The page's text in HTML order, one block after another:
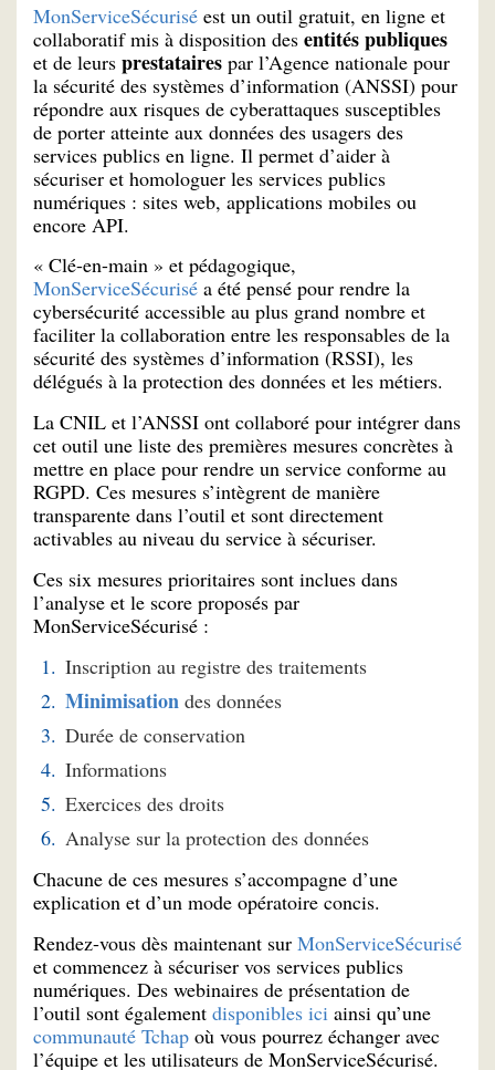
MonServiceSécurisé est un outil gratuit, en ligne et
collaboratif mis à disposition des entités publiques
et de leurs prestataires par l’Agence nationale pour
la sécurité des systèmes d’information (ANSSI) pour
répondre aux risques de cyberattaques susceptibles
de porter atteinte aux données des usagers des
services publics en ligne. Il permet d’aider à
sécuriser et homologuer les services publics
numériques : sites web, applications mobiles ou
encore API.
« Clé-en-main » et pédagogique,
MonServiceSécurisé a été pensé pour rendre la
cybersécurité accessible au plus grand nombre et
faciliter la collaboration entre les responsables de la
sécurité des systèmes d’information (RSSI), les
délégués à la protection des données et les métiers.
La CNIL et l’ANSSI ont collaboré pour intégrer dans
cet outil une liste des premières mesures concrètes à
mettre en place pour rendre un service conforme au
RGPD. Ces mesures s’intègrent de manière
transparente dans l’outil et sont directement
activables au niveau du service à sécuriser.
Ces six mesures prioritaires sont inclues dans
l’analyse et le score proposés par
MonServiceSécurisé :
Inscription au registre des traitements
Minimisation des données
Durée de conservation
Informations
Exercices des droits
Analyse sur la protection des données
Chacune de ces mesures s’accompagne d’une
explication et d’un mode opératoire concis.
Rendez-vous dès maintenant sur MonServiceSécurisé
et commencez à sécuriser vos services publics
numériques. Des webinaires de présentation de
l’outil sont également disponibles ici ainsi qu’une
communauté Tchap où vous pourrez échanger avec
l’équipe et les utilisateurs de MonServiceSécurisé.